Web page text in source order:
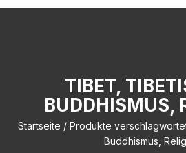
TIBET,
BUDDHISMUS,
Startseite / Produkte
Buddhismus,